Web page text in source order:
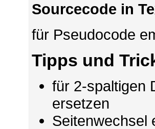
Sourcecode in
für Pseudocode
Tipps und
für 2-spaltigen
ersetzen
Seitenwechsel